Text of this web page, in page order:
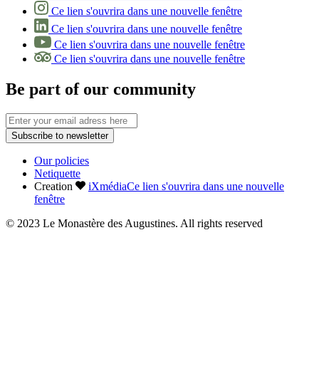
Ce lien s'ouvrira dans une nouvelle fenêtre
Ce lien s'ouvrira dans une nouvelle fenêtre
Ce lien s'ouvrira dans une nouvelle fenêtre
Ce lien s'ouvrira dans une nouvelle fenêtre
Be part of our community
Subscribe to newsletter
Our policies
Netiquette
Creation
iXmédiaCe lien s'ouvrira dans une nouvelle
fenêtre
© 2023 Le Monastère des Augustines. All rights reserved